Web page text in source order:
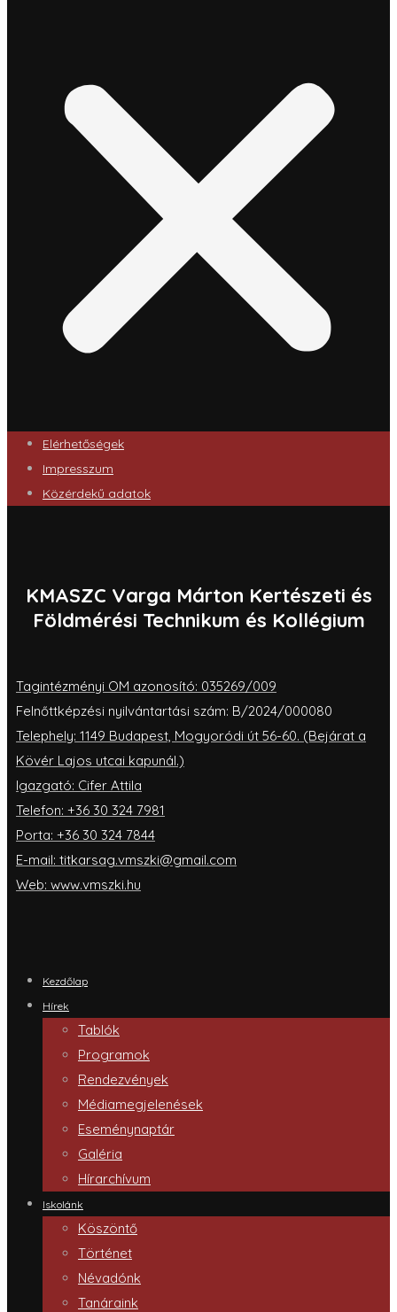
Elérhetőségek
Impresszum
Közérdekű adatok
KMASZC Varga Márton Kertészeti és
Földmérési Technikum és Kollégium
Tagintézményi OM azonosító: 035269/009
Felnőttképzési nyilvántartási szám: B/2024/000080
Telephely: 1149 Budapest, Mogyoródi út 56-60. (Bejárat a
Kövér Lajos utcai kapunál.)
Igazgató: Cifer Attila
Telefon: +36 30 324 7981
Porta: +36 30 324 7844
E-mail: titkarsag.vmszki@gmail.com
Web: www.vmszki.hu
Kezdőlap
Hírek
Tablók
Programok
Rendezvények
Médiamegjelenések
Eseménynaptár
Galéria
Hírarchívum
Iskolánk
Köszöntő
Történet
Névadónk
Tanáraink